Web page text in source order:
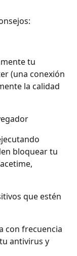
tu
(una conexión
la calidad
bloquear tu
que estén
con frecuencia
antivirus y